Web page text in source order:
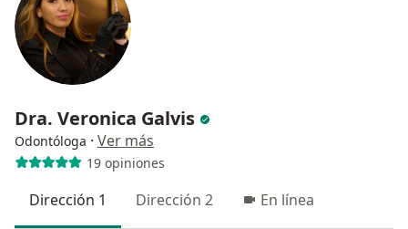
Dra. Veronica Galvis
Odontóloga · Ver más
19 opiniones
Dirección 1 Dirección 2 En línea